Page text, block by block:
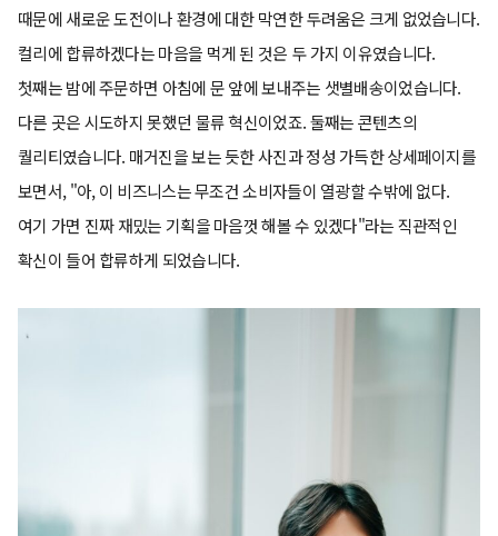
때문에 새로운 도전이나 환경에 대한 막연한 두려움은 크게 없었습니다.
컬리에 합류하겠다는 마음을 먹게 된 것은 두 가지 이유였습니다.
첫째는 밤에 주문하면 아침에 문 앞에 보내주는 샛별배송이었습니다.
다른 곳은 시도하지 못했던 물류 혁신이었죠. 둘째는 콘텐츠의
퀄리티였습니다. 매거진을 보는 듯한 사진과 정성 가득한 상세페이지를
보면서, "아, 이 비즈니스는 무조건 소비자들이 열광할 수밖에 없다.
여기 가면 진짜 재밌는 기획을 마음껏 해볼 수 있겠다"라는 직관적인
확신이 들어 합류하게 되었습니다.